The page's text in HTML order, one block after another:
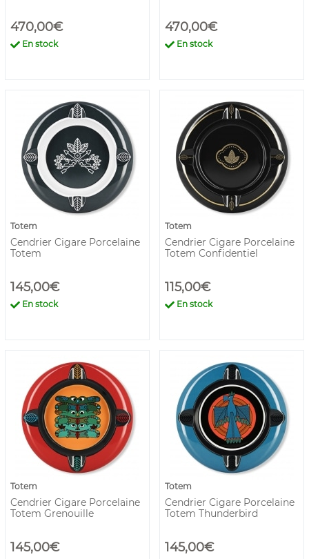
470,00€
En stock
470,00€
En stock
Totem
Cendrier Cigare Porcelaine
Totem
145,00€
En stock
Totem
Cendrier Cigare Porcelaine
Totem Confidentiel
115,00€
En stock
Totem
Cendrier Cigare Porcelaine
Totem Grenouille
145,00€
Totem
Cendrier Cigare Porcelaine
Totem Thunderbird
145,00€